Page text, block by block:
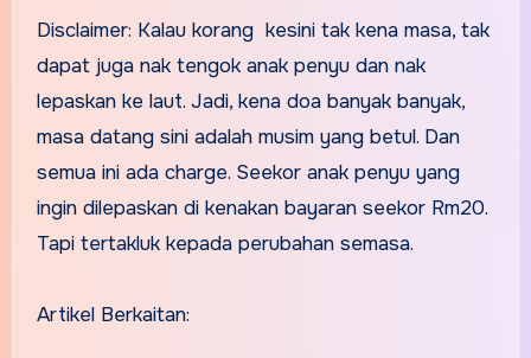
Disclaimer: Kalau korang kesini tak kena masa, tak
dapat juga nak tengok anak penyu dan nak
lepaskan ke laut. Jadi, kena doa banyak banyak,
masa datang sini adalah musim yang betul. Dan
semua ini ada charge. Seekor anak penyu yang
ingin dilepaskan di kenakan bayaran seekor Rm20.
Tapi tertakluk kepada perubahan semasa.
Artikel Berkaitan: